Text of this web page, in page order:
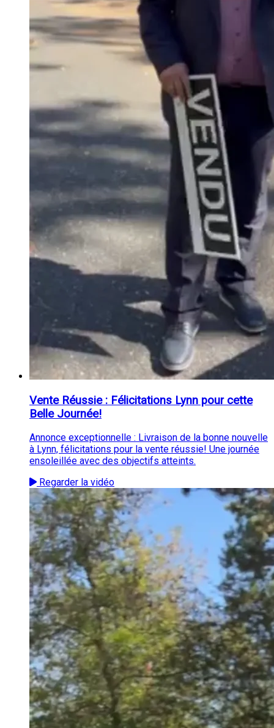
Vente Réussie : Félicitations Lynn pour cette
Belle Journée!
Annonce exceptionnelle : Livraison de la bonne nouvelle
à Lynn, félicitations pour la vente réussie! Une journée
ensoleillée avec des objectifs atteints.
Regarder la vidéo